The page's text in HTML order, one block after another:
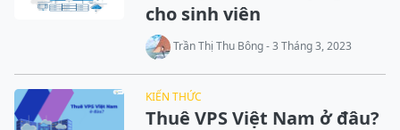
cho sinh viên
Trần Thị Thu Bông - 3 Tháng 3, 2023
KIẾN THỨC
Thuê VPS Việt Nam ở đâu?